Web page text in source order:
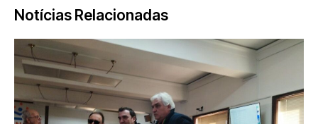
Notícias Relacionadas